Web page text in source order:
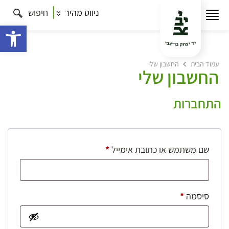
ניווט מהיר חיפוש
עמוד הבית החשבון שלי
החשבון שלי
התחברות
שם משתמש או כתובת אימייל*חובה
סיסמה *חובה